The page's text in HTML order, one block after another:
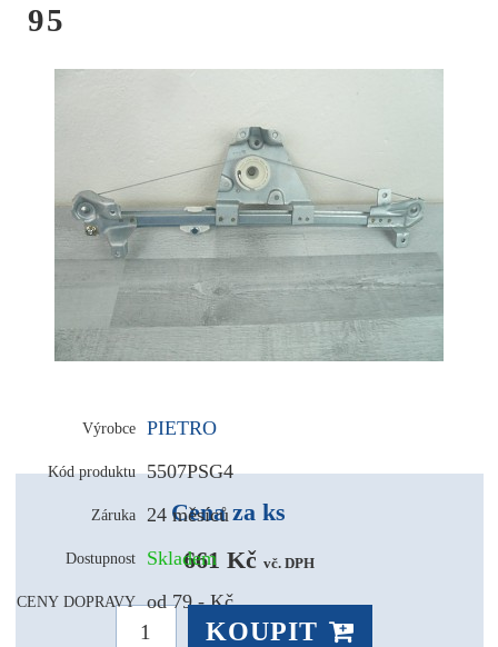
95
Výrobce PIETRO
Kód produktu 5507PSG4
Záruka 24 měsíců
Dostupnost Skladem
CENY DOPRAVY od 79,- Kč
Cena za ks
661 Kč vč. DPH
KOUPIT